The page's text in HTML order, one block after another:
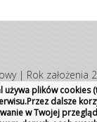
| Rok założenia
zastrzeżone|
używa plików cookies
dalsze
w Twojej